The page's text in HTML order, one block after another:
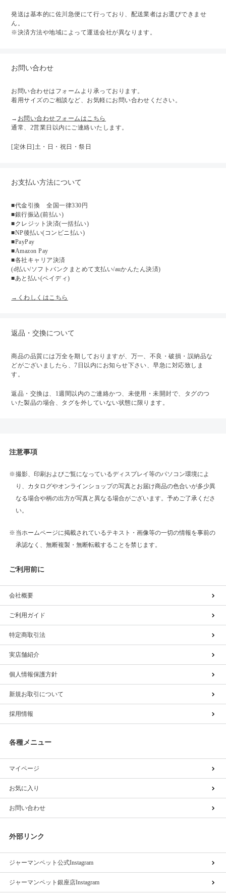
発送は基本的に佐川急便にて行っており、配送業者はお選びできませ
ん。
※決済方法や地域によって運送会社が異なります。
お問い合わせ
お問い合わせはフォームより承っております。
着用サイズのご相談など、お気軽にお問い合わせください。
→ お問い合わせフォームはこちら
通常、2営業日以内にご連絡いたします。
[定休日]土・日・祝日・祭日
お支払い方法について
■代金引換 全国一律330円
■銀行振込(前払い)
■クレジット決済(一括払い)
■NP後払い(コンビニ払い)
■PayPay
■Amazon Pay
■各社キャリア決済
(d払い/ソフトバンクまとめて支払い/auかんたん決済)
■あと払い(ペイディ)
→くわしくはこちら
返品・交換について
商品の品質には万全を期しておりますが、万一、不良・破損・誤納品な
どがございましたら、7日以内にお知らせ下さい、早急に対応致しま
す。
返品・交換は、1週間以内のご連絡かつ、未使用・未開封で、タグのつ
いた製品の場合、タグを外していない状態に限ります。
注意事項
撮影、印刷およびご覧になっているディスプレイ等のパソコン環境によ
り、カタログやオンラインショップの写真とお届け商品の色合いが多少異
なる場合や柄の出方が写真と異なる場合がございます。予めご了承くださ
い。
当ホームページに掲載されているテキスト・画像等の一切の情報を事前の
承認なく、無断複製・無断転載することを禁じます。
ご利用前に
会社概要
ご利用ガイド
特定商取引法
実店舗紹介
個人情報保護方針
新規お取引について
採用情報
各種メニュー
マイページ
お気に入り
お問い合わせ
外部リンク
ジャーマンペット公式Instagram
ジャーマンペット銀座店Instagram